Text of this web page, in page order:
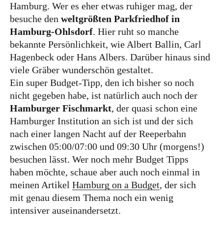
Slowakei
Tschechien
Ungarn
Südeuropa
Griechenland
Italien
Malta
Spanien
Zypern
Westeuropa
Belgien
Deutschland
Hamburg. Wer es eher etwas ruhiger mag, der
besuche den weltgrößten Parkfriedhof in
Hamburg-Ohlsdorf. Hier ruht so manche
bekannte Persönlichkeit, wie Albert Ballin, Carl
Hagenbeck oder Hans Albers. Darüber hinaus sind
viele Gräber wunderschön gestaltet.
Ein super Budget-Tipp, den ich bisher so noch
nicht gegeben habe, ist natürlich auch noch der
Hamburger Fischmarkt, der quasi schon eine
Hamburger Institution an sich ist und der sich
nach einer langen Nacht auf der Reeperbahn
zwischen 05:00/07:00 und 09:30 Uhr (morgens!)
besuchen lässt. Wer noch mehr Budget Tipps
haben möchte, schaue aber auch noch einmal in
meinen Artikel Hamburg on a Budget, der sich
mit genau diesem Thema noch ein wenig
intensiver auseinandersetzt.